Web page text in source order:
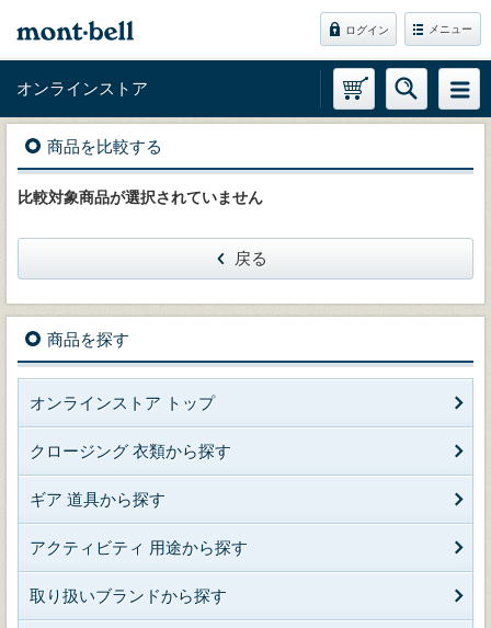
ログイン メニュー
オンラインストア
商品を比較する
比較対象商品が選択されていません
戻る
商品を探す
オンラインストア トップ
クロージング 衣類から探す
ギア 道具から探す
アクティビティ 用途から探す
取り扱いブランドから探す